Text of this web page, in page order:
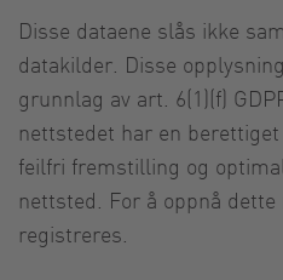
Disse dataene slås ikke
datakilder. Disse
grunnlag av art. 6(1)(f)
nettstedet har en
feilfri fremstilling og
nettsted. For å oppnå
registreres.